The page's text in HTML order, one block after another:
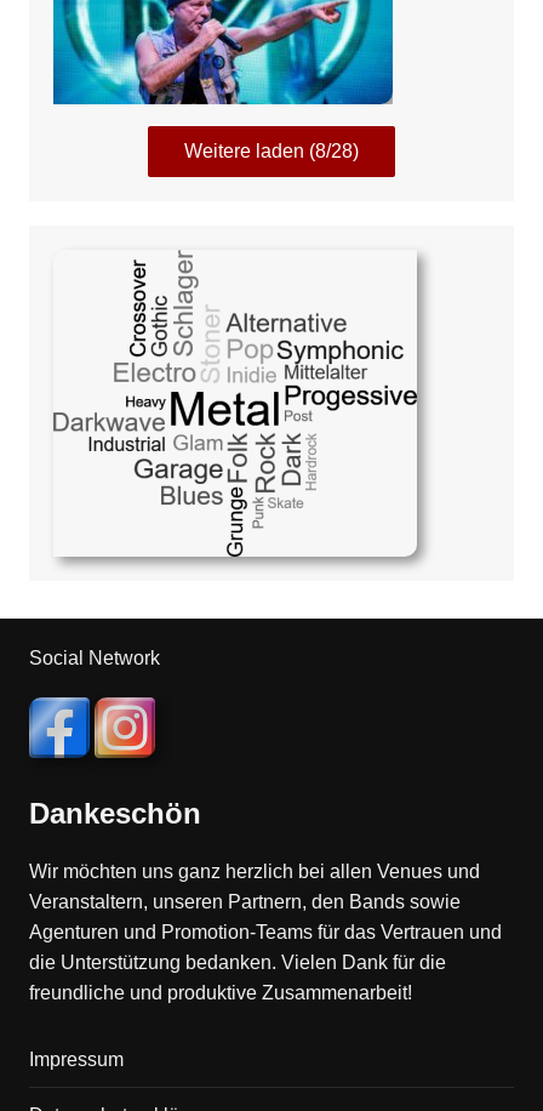
Weitere laden (8/28)
Social Network
Dankeschön
Wir möchten uns ganz herzlich bei allen Venues und
Veranstaltern, unseren Partnern, den Bands sowie
Agenturen und Promotion-Teams für das Vertrauen und
die Unterstützung bedanken. Vielen Dank für die
freundliche und produktive Zusammenarbeit!
Impressum